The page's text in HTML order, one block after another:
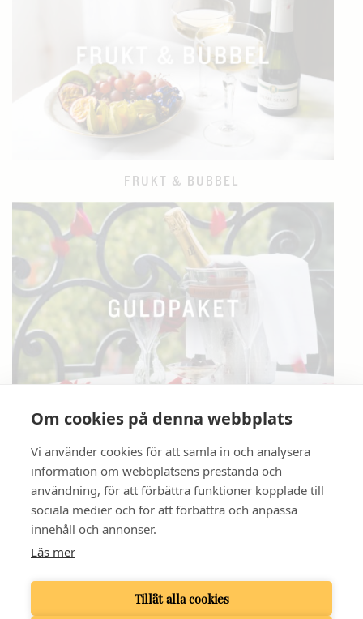
Om cookies på denna webbplats
Vi använder cookies för att samla in och analysera
information om webbplatsens prestanda och
användning, för att förbättra funktioner kopplade till
sociala medier och för att förbättra och anpassa
innehåll och annonser.
Läs mer
Tillåt alla cookies
FRUKT & BUBBEL
TELEFON018 - 13 93 80| E-POST:INFO@GRANDHOTELLHORNAN.COM